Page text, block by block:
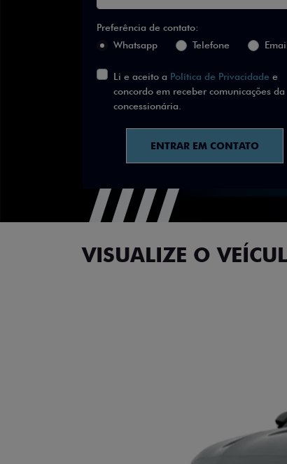
Preferência de contato:
Whatsapp
Telefone
Li e aceito a Política de Privacidade e
concordo em receber comunicações da
concessionária.
ENTRAR EM CONTATO
VISUALIZE O